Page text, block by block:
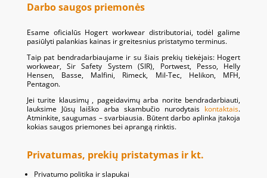
Darbo saugos priemonės
Esame oficialūs Hogert workwear distributoriai, todėl galime
pasiūlyti palankias kainas ir greitesnius pristatymo terminus.
Taip pat bendradarbiaujame ir su šiais prekių tiekėjais: Hogert
workwear, Sir Safety System (SIR), Portwest, Pesso, Helly
Hensen, Basse, Malfini, Rimeck, Mil-Tec, Helikon, MFH,
Pentagon.
Jei turite klausimų , pageidavimų arba norite bendradarbiauti,
lauksime Jūsų laiško arba skambučio nurodytais kontaktais.
Atminkite, saugumas – svarbiausia. Būtent darbo aplinka įtakoja
kokias saugos priemones bei aprangą rinktis.
Privatumas, prekių pristatymas ir kt.
Privatumo politika ir slapukai